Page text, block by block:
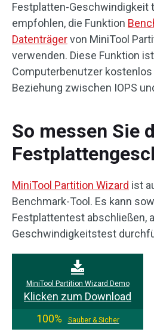
Festplatten-Geschwindigkeit
empfohlen, die Funktion
Datenträgervon MiniTool
verwenden. Diese Funktion
Computerbenutzer
Beziehung zwischen IOPS
So messen Sie
MiniTool Partition Wizard ist
Benchmark-Tool. Es kann
Festplattentest abschließen,
Geschwindigkeitstest
MiniTool Partition Wizard Demo
Klicken zum Download
100%
Sauber & Sicher